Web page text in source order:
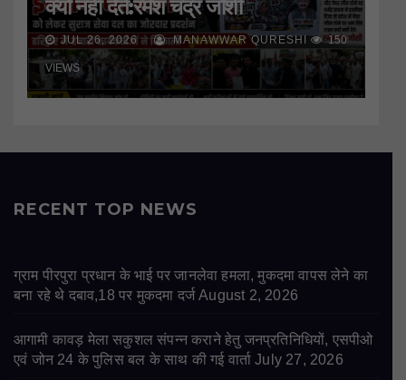
क्यों नही देते:रमेश चंद्र जोशी
JUL 26, 2026 MANAWWAR QURESHI 150
VIEWS
RECENT TOP NEWS
ग्राम पीरपुरा प्रधान के भाई पर जानलेवा हमला, मुकदमा वापस लेने का
बना रहे थे दबाव,18 पर मुकदमा दर्ज August 2, 2026
आगामी कावड़ मेला सकुशल संपन्न कराने हेतु जनप्रतिनिधियों, एसपीओ
एवं जोन 24 के पुलिस बल के साथ की गई वार्ता July 27, 2026